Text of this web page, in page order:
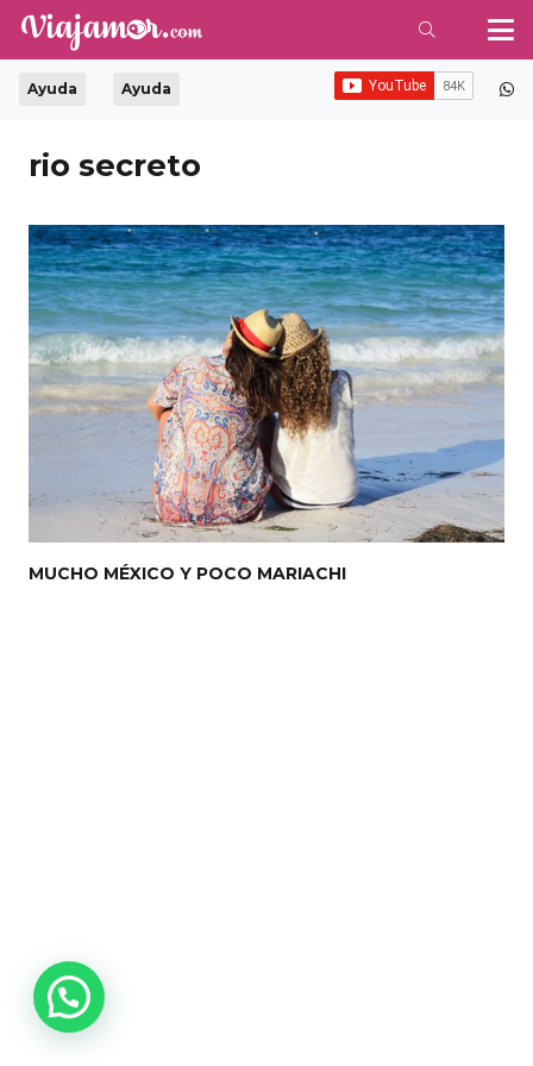
Ayuda Ayuda
rio secreto
MUCHO MÉXICO Y POCO MARIACHI